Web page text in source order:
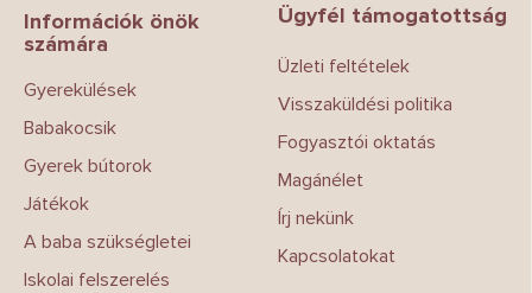
Információk önök
számára
Gyerekülések
Babakocsik
Gyerek bútorok
Játékok
A baba szükségletei
Iskolai felszerelés
Ügyfél támogatottság
Üzleti feltételek
Visszaküldési politika
Fogyasztói oktatás
Magánélet
Írj nekünk
Kapcsolatokat